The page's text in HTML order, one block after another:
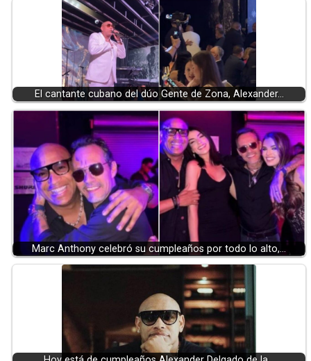
El cantante cubano del dúo Gente de Zona, Alexander…
Marc Anthony celebró su cumpleaños por todo lo alto,…